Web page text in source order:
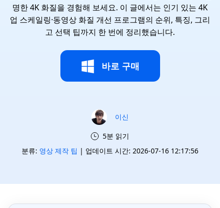
명한 4K 화질을 경험해 보세요. 이 글에서는 인기 있는 4K
업 스케일링·동영상 화질 개선 프로그램의 순위, 특징, 그리
고 선택 팁까지 한 번에 정리했습니다.
바로 구매
이신
5분 읽기
분류: 영상 제작 팁 | 업데이트 시간: 2026-07-16 12:17:56